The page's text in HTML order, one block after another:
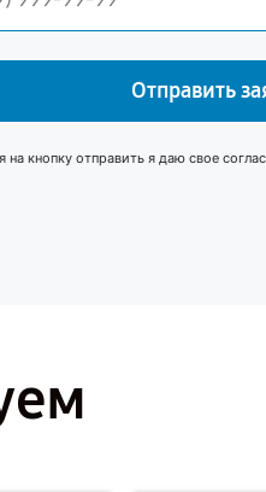
Отправить
на кнопку отправить я даю свое